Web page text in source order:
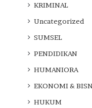
KRIMINAL
Uncategorized
SUMSEL
PENDIDIKAN
HUMANIORA
EKONOMI &
HUKUM